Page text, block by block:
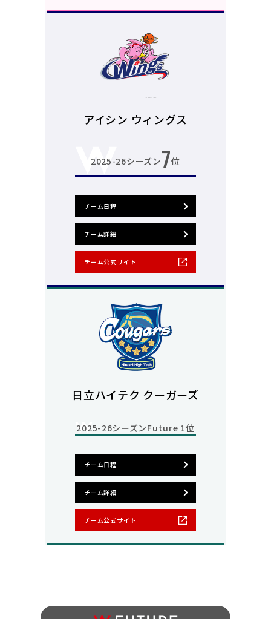
アイシン ウィングス
2025-26シーズン7位
チーム日程
チーム詳細
チーム公式サイト
日立ハイテク クーガーズ
2025-26シーズンFuture 1位
チーム日程
チーム詳細
チーム公式サイト